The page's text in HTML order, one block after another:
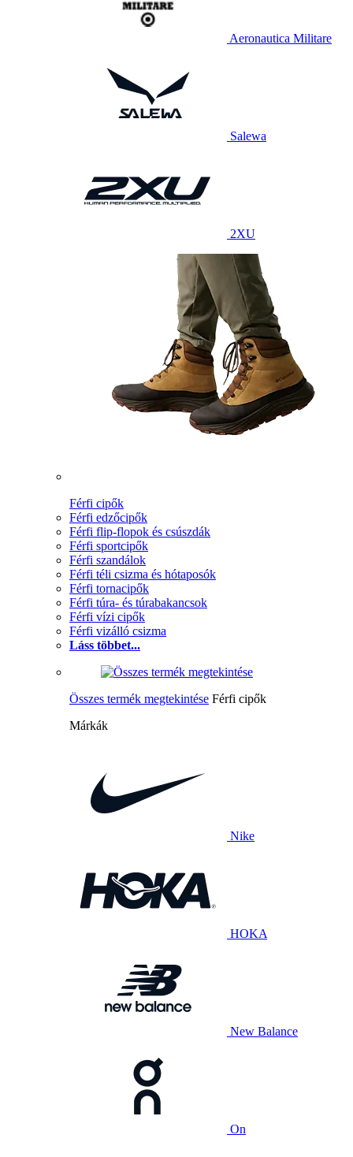
Aeronautica Militare
Salewa
2XU
Férfi cipők
Férfi edzőcipők
Férfi flip-flopok és csúszdák
Férfi sportcipők
Férfi szandálok
Férfi téli csizma és hótaposók
Férfi tornacipők
Férfi túra- és túrabakancsok
Férfi vízi cipők
Férfi vizálló csizma
Láss többet...
Összes termék megtekintése Férfi cipők
Márkák
Nike
HOKA
New Balance
On